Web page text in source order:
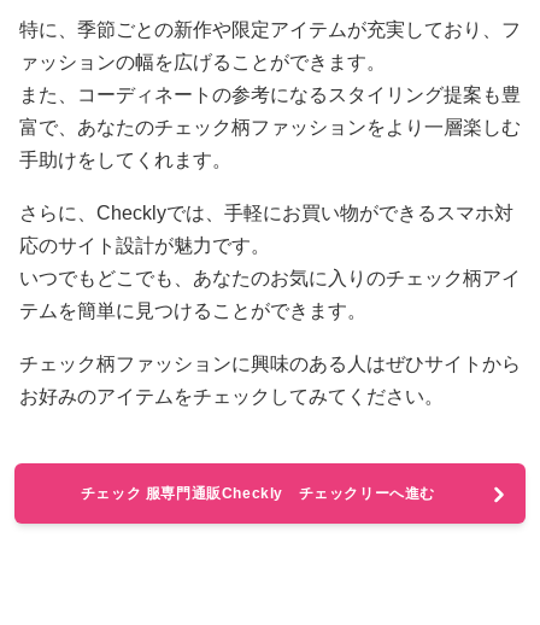
特に、季節ごとの新作や限定アイテムが充実しており、フ
ァッションの幅を広げることができます。
また、コーディネートの参考になるスタイリング提案も豊
富で、あなたのチェック柄ファッションをより一層楽しむ
手助けをしてくれます。
さらに、Checklyでは、手軽にお買い物ができるスマホ対
応のサイト設計が魅力です。
いつでもどこでも、あなたのお気に入りのチェック柄アイ
テムを簡単に見つけることができます。
チェック柄ファッションに興味のある人はぜひサイトから
お好みのアイテムをチェックしてみてください。
チェック 服専門通販Checkly チェックリーへ進む